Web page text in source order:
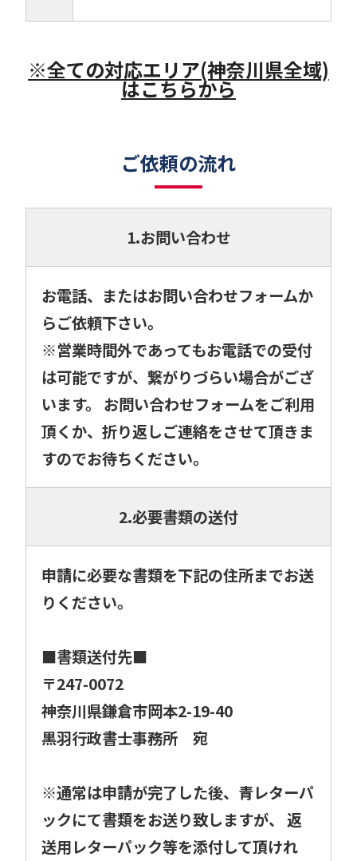
※全ての対応エリア(神奈川県全域)
はこちらから
ご依頼の流れ
1.お問い合わせ
お電話、またはお問い合わせフォームか
らご依頼下さい。
※営業時間外であってもお電話での受付
は可能ですが、繋がりづらい場合がござ
います。 お問い合わせフォームをご利用
頂くか、折り返しご連絡をさせて頂きま
すのでお待ちください。
2.必要書類の送付
申請に必要な書類を下記の住所までお送
りください。
■書類送付先■
〒247-0072
神奈川県鎌倉市岡本2-19-40
黒羽行政書士事務所 宛
※通常は申請が完了した後、青レターパ
ックにて書類をお送り致しますが、 返
送用レターパック等を添付して頂けれ